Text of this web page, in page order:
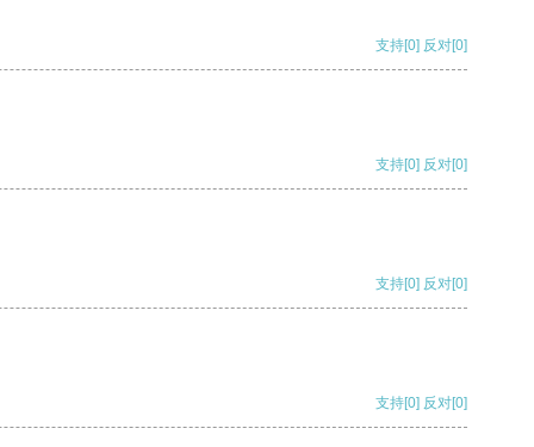
支持[0] 反对[0]
支持[0] 反对[0]
支持[0] 反对[0]
支持[0] 反对[0]